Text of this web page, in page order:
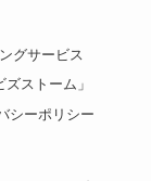
グサービス
ストーム」
シーポリシー